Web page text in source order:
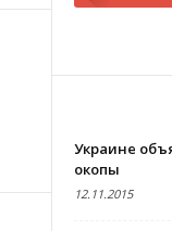
Украине
окопы
12.11.2015